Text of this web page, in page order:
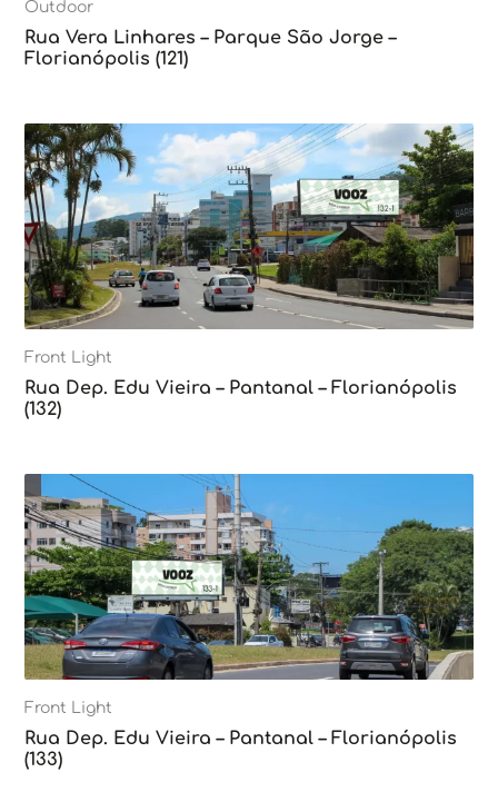
Outdoor
Rua Vera Linhares – Parque São Jorge –
Florianópolis (121)
Front Light
Rua Dep. Edu Vieira – Pantanal – Florianópolis
(132)
Front Light
Rua Dep. Edu Vieira – Pantanal – Florianópolis
(133)